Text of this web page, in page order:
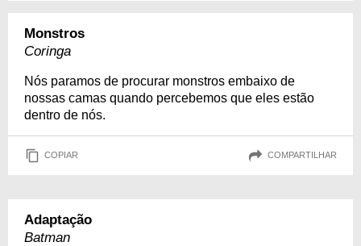
Monstros
Coringa
Nós paramos de procurar monstros embaixo de
nossas camas quando percebemos que eles estão
dentro de nós.
COPIAR COMPARTILHAR
Adaptação
Batman